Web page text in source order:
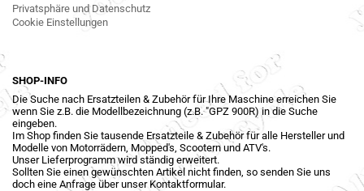
Privatsphäre und Datenschutz
Cookie Einstellungen
SHOP-INFO
Die Suche nach Ersatzteilen & Zubehör für Ihre Maschine erreichen Sie
wenn Sie z.B. die Modellbezeichnung (z.B. "GPZ 900R) in die Suche
eingeben.
Im Shop finden Sie tausende Ersatzteile & Zubehör für alle Hersteller und
Modelle von Motorrädern, Mopped's, Scootern und ATV's.
Unser Lieferprogramm wird ständig erweitert.
Sollten Sie einen gewünschten Artikel nicht finden, so senden Sie uns
doch eine Anfrage über unser Kontaktformular.